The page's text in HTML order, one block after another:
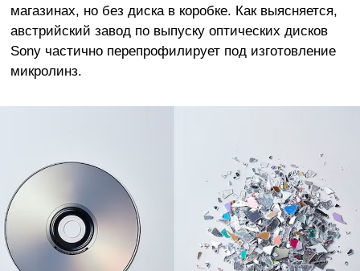
магазинах, но без диска в коробке. Как выясняется,
австрийский завод по выпуску оптических дисков
Sony частично перепрофилирует под изготовление
микролинз.